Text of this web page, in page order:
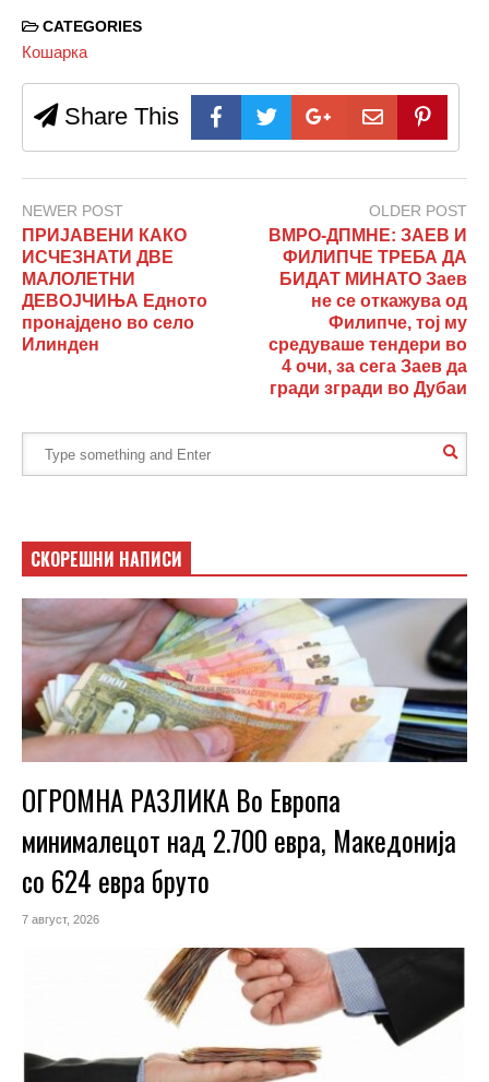
CATEGORIES
Кошарка
Share This
NEWER POST
ПРИЈАВЕНИ КАКО
ИСЧЕЗНАТИ ДВЕ
МАЛОЛЕТНИ
ДЕВОЈЧИЊА Едното
пронајдено во село
Илинден
OLDER POST
ВМРО-ДПМНЕ: ЗАЕВ И
ФИЛИПЧЕ ТРЕБА ДА
БИДАТ МИНАТО Заев
не се откажува од
Филипче, тој му
средуваше тендери во
4 очи, за сега Заев да
гради згради во Дубаи
СКОРЕШНИ НАПИСИ
ОГРОМНА РАЗЛИКА Во Европа
минималецот над 2.700 евра, Македонија
со 624 евра бруто
7 август, 2026